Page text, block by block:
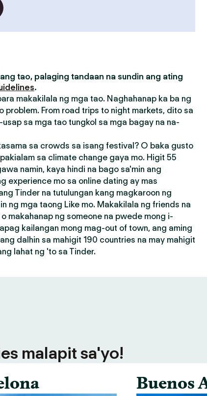
tao, palaging tandaan na sundin ang ating
.
makakilala ng mga tao. Naghahanap ka ba ng
problem. From road trips to night markets, dito sa
sa mga tao tungkol sa mga bagay na na-
sa crowds sa isang festival? O baka gusto
sa climate change gaya mo. Higit 55
namin, kaya hindi na bago sa'min ang
experience mo sa online dating ay mas
Tinder na tutulungan kang magkaroon ng
ng mga taong Like mo. Makakilala ng friends na
makahanap ng someone na pwede mong i-
kailangan mong mag-out of town, ang aming
dalhin sa mahigit 190 countries na may mahigit
lahat ng 'to sa Tinder.
malapit sa'yo!
Buenos